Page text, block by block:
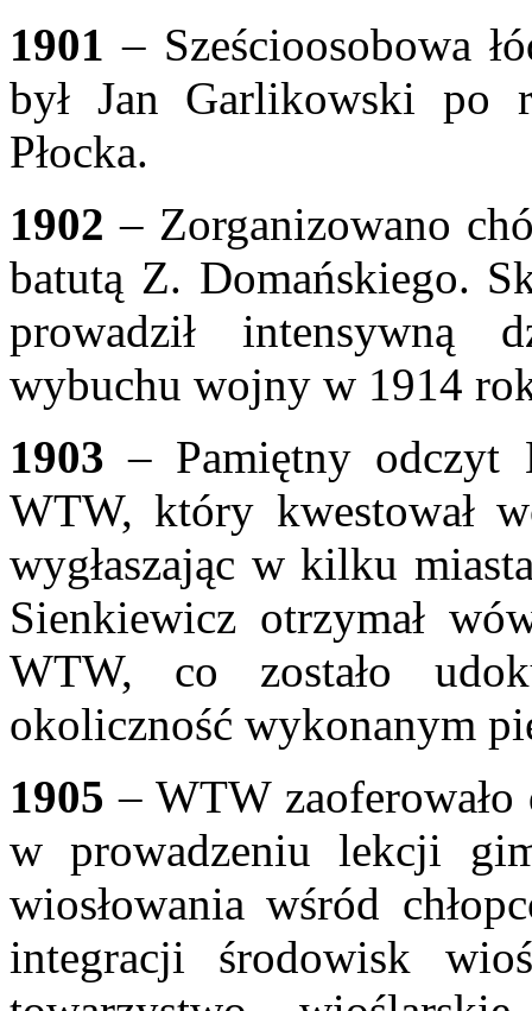
1901 – Sześcioosobowa
był Jan Garlikowski po
Płocka.
1902– Zorganizowano
batutą Z. Domańskiego.
prowadził intensywną
wybuchu wojny w 1914
1903 – Pamiętny odczyt
WTW, który kwestował
wygłaszając w kilku
Sienkiewicz otrzymał
WTW, co zostało
okoliczność wykonanym
1905 – WTW
w prowadzeniu lekcji
wiosłowania wśród
integracji środowisk